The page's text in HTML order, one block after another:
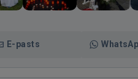
E-pasts